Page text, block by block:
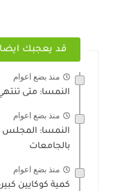
قد يعجبك ايضا
منذ بضع اعوام
النمسا: متى
منذ بضع اعوام
النمسا: المجلس
بالجامعات
منذ بضع اعوام
كمية كوكايين